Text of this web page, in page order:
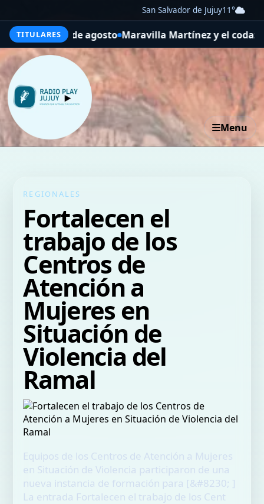
San Salvador de Jujuy11°
TITULARES
10 de agosto Maravilla Martínez y el codazo que
Menu
REGIONALES
Fortalecen el
trabajo de los
Centros de
Atención a
Mujeres en
Situación de
Violencia del
Ramal
Equipos de los Centros de Atención a Mujeres
en Situación de Violencia participaron de una
nueva instancia de formación para [&#8230; ]
La entrada Fortalecen el trabajo de los Cent